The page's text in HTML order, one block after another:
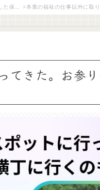
紹介します。 本業の福祉の仕事以外に取り組んでいる仕事について紹介します。
てきた。お参